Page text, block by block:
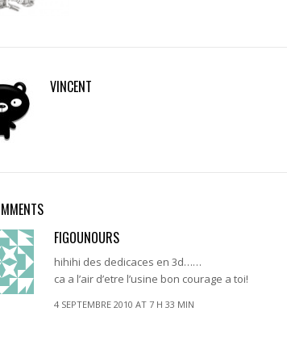
VINCENT
FIGOUNOURS
hihihi des dedicaces en 3d……
ca a l’air d’etre l’usine bon courage a toi!
4 SEPTEMBRE 2010 AT 7 H 33 MIN